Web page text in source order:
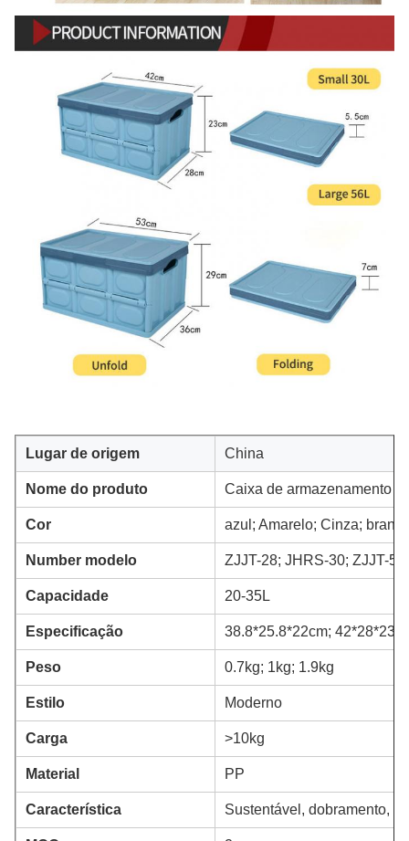
Lugar de origem China
Nome do produto Caixa de armazenamento
Cor azul; Amarelo; Cinza;
Number modelo ZJJT-28; JHRS-30; ZJJT-56
Capacidade 20-35L
Especificação 38.8*25.8*22cm;
Peso 0.7kg; 1kg; 1.9kg
Estilo Moderno
Carga >10kg
Material PP
Característica Sustentável, dobramento,